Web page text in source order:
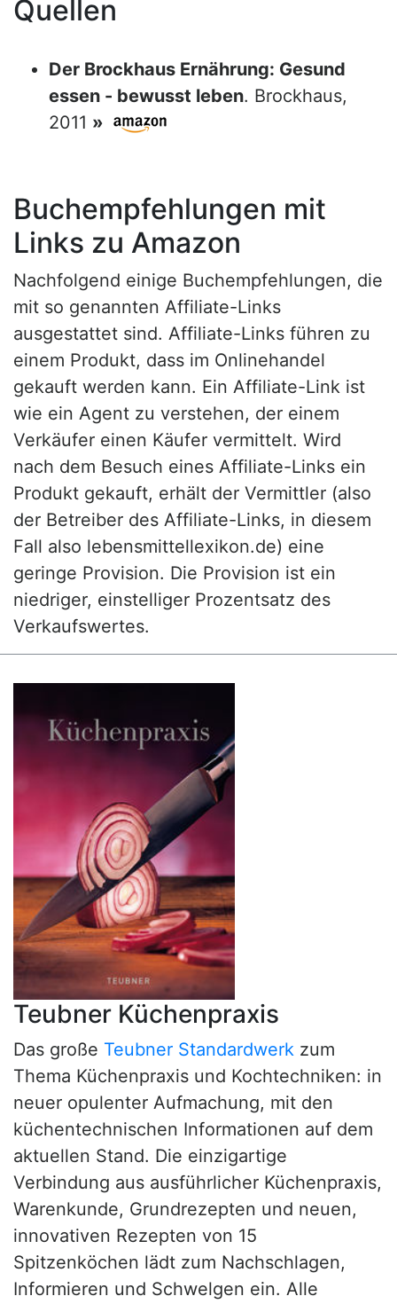
Quellen
Der Brockhaus Ernährung: Gesund
essen - bewusst leben. Brockhaus,
2011 »
Buchempfehlungen mit
Links zu Amazon
Nachfolgend einige Buchempfehlungen, die
mit so genannten Affiliate-Links
ausgestattet sind. Affiliate-Links führen zu
einem Produkt, dass im Onlinehandel
gekauft werden kann. Ein Affiliate-Link ist
wie ein Agent zu verstehen, der einem
Verkäufer einen Käufer vermittelt. Wird
nach dem Besuch eines Affiliate-Links ein
Produkt gekauft, erhält der Vermittler (also
der Betreiber des Affiliate-Links, in diesem
Fall also lebensmittellexikon.de) eine
geringe Provision. Die Provision ist ein
niedriger, einstelliger Prozentsatz des
Verkaufswertes.
Teubner Küchenpraxis
Das große Teubner Standardwerk zum
Thema Küchenpraxis und Kochtechniken: in
neuer opulenter Aufmachung, mit den
küchentechnischen Informationen auf dem
aktuellen Stand. Die einzigartige
Verbindung aus ausführlicher Küchenpraxis,
Warenkunde, Grundrezepten und neuen,
innovativen Rezepten von 15
Spitzenköchen lädt zum Nachschlagen,
Informieren und Schwelgen ein. Alle